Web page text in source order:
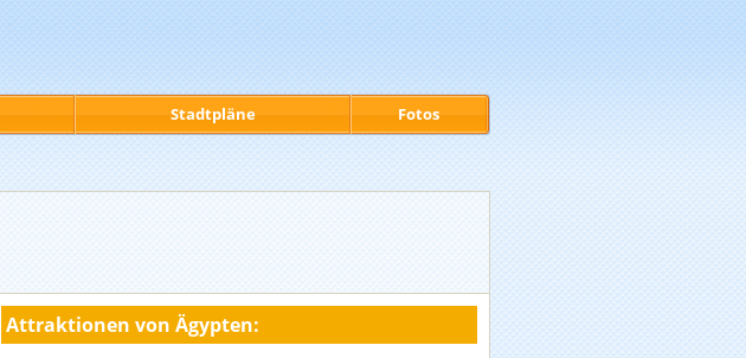
Attraktionen von Ägypten:
Stadtpläne Fotos